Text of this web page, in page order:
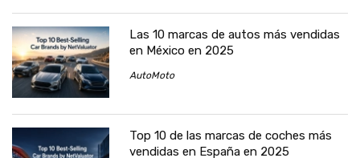
Las 10 marcas de autos más vendidas
en México en 2025
AutoMoto
Top 10 de las marcas de coches más
vendidas en España en 2025